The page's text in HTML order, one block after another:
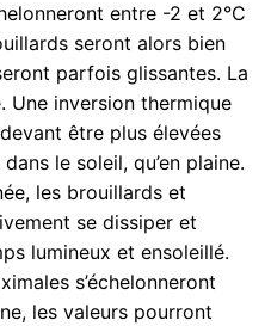
entre -2 et 2°C
seront alors bien
parfois glissantes. La
Une inversion thermique
être plus élevées
le soleil, qu’en plaine.
les brouillards et
se dissiper et
lumineux et ensoleillé.
s’échelonneront
les valeurs pourront